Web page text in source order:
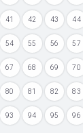
41 42 43 44
54 55 56 57
67 68 69 70
80 81 82 83
93 94 95 96